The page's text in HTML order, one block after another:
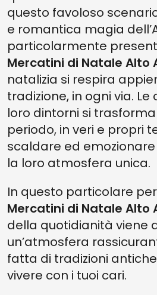
questo favoloso
e romantica magia
particolarmente
Mercatini di Natale Alto
natalizia si respira
tradizione, in ogni via. Le
loro dintorni si
periodo, in veri e propri
scaldare ed
la loro atmosfera unica.
In questo particolare
Mercatini di Natale Alto
della quotidianità viene
un’atmosfera
fatta di tradizioni
vivere con i tuoi cari.